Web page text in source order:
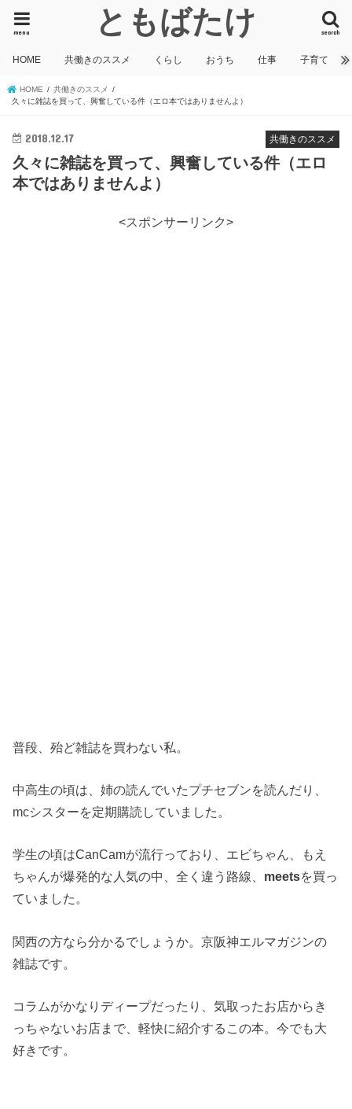
ともばたけ search
menu
HOME 共働きのススメ くらし おうち 仕事 子育て
HOME
共働きのススメ
久々に雑誌を買って、興奮している件（エロ本ではありませんよ）
共働きのススメ
2018.12.17
久々に雑誌を買って、興奮している件（エロ
本ではありませんよ）
<スポンサーリンク>
普段、殆ど雑誌を買わない私。
中高生の頃は、姉の読んでいたプチセブンを読んだり、
mcシスターを定期購読していました。
学生の頃はCanCamが流行っており、エビちゃん、もえ
ちゃんが爆発的な人気の中、全く違う路線、 meetsを買っ
ていました。
関西の方なら分かるでしょうか。京阪神エルマガジンの
雑誌です。
コラムがかなりディープだったり、気取ったお店からき
っちゃないお店まで、軽快に紹介するこの本。今でも大
好きです。